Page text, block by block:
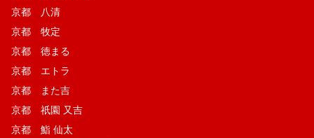
京都 八清
京都 牧定
京都 徳まる
京都 エトラ
京都 また吉
京都 祇園 又吉
京都 鮨 仙太